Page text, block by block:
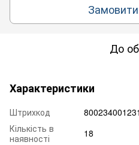
До
Характеристики
Штрихкод
Кількість в
наявності
18